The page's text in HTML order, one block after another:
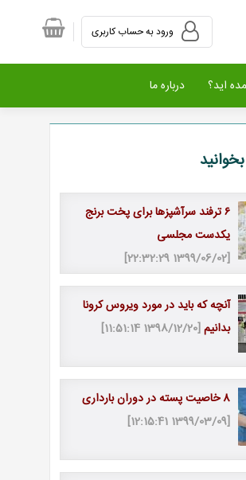
اید؟ درباره ما
۶ ترفند سرآشپزها برای پخت برنج
یکدست مجلسی
[1399/06/02 22:32:29]
آنچه که باید در مورد ویروس کرونا
بدانیم[1398/12/20 11:51:14]
8 خاصیت پسته در دوران بارداری
[1399/03/09 12:15:41]